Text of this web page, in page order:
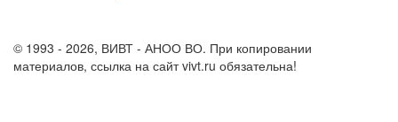
© 1993 - 2026, ВИВТ - АНОО ВО. При копировании
материалов, ссылка на сайт vivt.ru обязательна!